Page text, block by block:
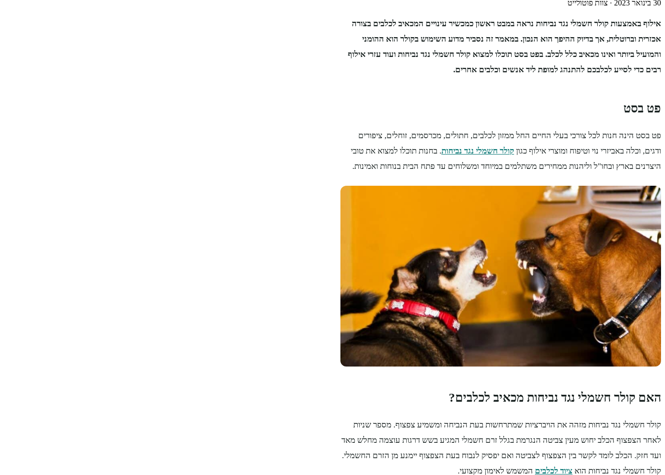
30 בינואר 2023 · צוות פוטולייט
אילוף באמצעות קולר חשמלי נגד נביחות נראה במבט ראשון כמכשיר עינויים המכאיב לכלבים בצורה
אכזרית וברוטלית, אך בדיוק ההיפך הוא הנכון. במאמר זה נסביר מדוע השימוש בקולר הוא ההומני
והמועיל ביותר ואינו מכאיב כלל לכלב. בפט בסט תוכלו למצוא קולר חשמלי נגד נביחות ועוד עזרי אילוף
רבים כדי לסייע לכלבכם להתנהג למופת ליד אנשים וכלבים אחרים.
פט בסט
פט בסט הינה חנות לכל צורכי בעלי החיים החל ממזון לכלבים, חתולים, מכרסמים, זוחלים, ציפורים
ודגים, וכלה באביזרי נוי וטיפוח ומוצרי אילוף כגון קולר חשמלי נגד נביחות. בחנות תוכלו למצוא את טובי
היצרנים בארץ ובחו"ל וליהנות ממחירים משתלמים במיוחד ומשלוחים עד פתח הבית בנוחות ואמינות.
האם קולר חשמלי נגד נביחות מכאיב לכלבים?
קולר חשמלי נגד נביחות מזהה את הויברציות שמתרחשות בעת הנביחה ומשמיע צפצוף. מספר שניות
לאחר הצפצוף הכלב יחוש מעין צביטה הנגרמת בגלל זרם חשמלי המגיע בשש דרגות עוצמה מחלש מאד
ועד חזק. הכלב לומד לקשר בין הצפצוף לצביטה ואם יפסיק לנבוח בעת הצפצוף יימנע מן הזרם החשמלי.
קולר חשמלי נגד נביחות הוא ציוד לכלבים המשמש לאימון מקצועי.